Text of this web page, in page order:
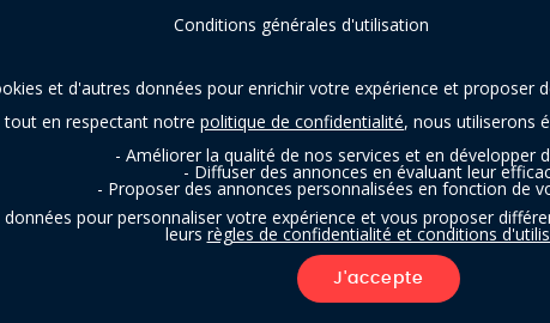
et d'autres données pour enrichir votre expérience et proposer
tout en respectant notre politique de confidentialité, nous utiliserons
- Améliorer la qualité de nos services et en développer
- Diffuser des annonces en évaluant leur
- Proposer des annonces personnalisées en fonction de
pour personnaliser votre expérience et vous proposer
leurs règles de confidentialité et conditions
J'accepte
Conditions générales d'utilisation
Blog
© 2016 - 2026 trouvetonresto.be ‐ Tous droits réservés | JDC Resto SRL |